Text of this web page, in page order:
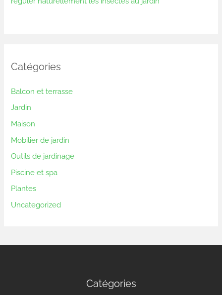
Catégories
Balcon et terrasse
Jardin
Maison
Mobilier de jardin
Outils de jardinage
Piscine et spa
Plantes
Uncategorized
Catégories